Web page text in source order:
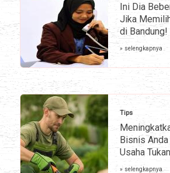
Ini Dia
Jika
di Bandung!
» selengkapnya
Tips
Bisnis
Usaha
» selengkapnya